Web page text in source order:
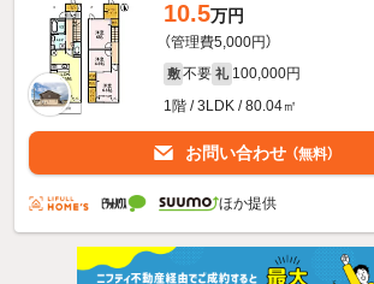
10.5万円
（管理費5,000円）
敷 不要 礼 100,000円
1階 / 3LDK / 80.04㎡
お問い合わせ （無料）
ほか提供